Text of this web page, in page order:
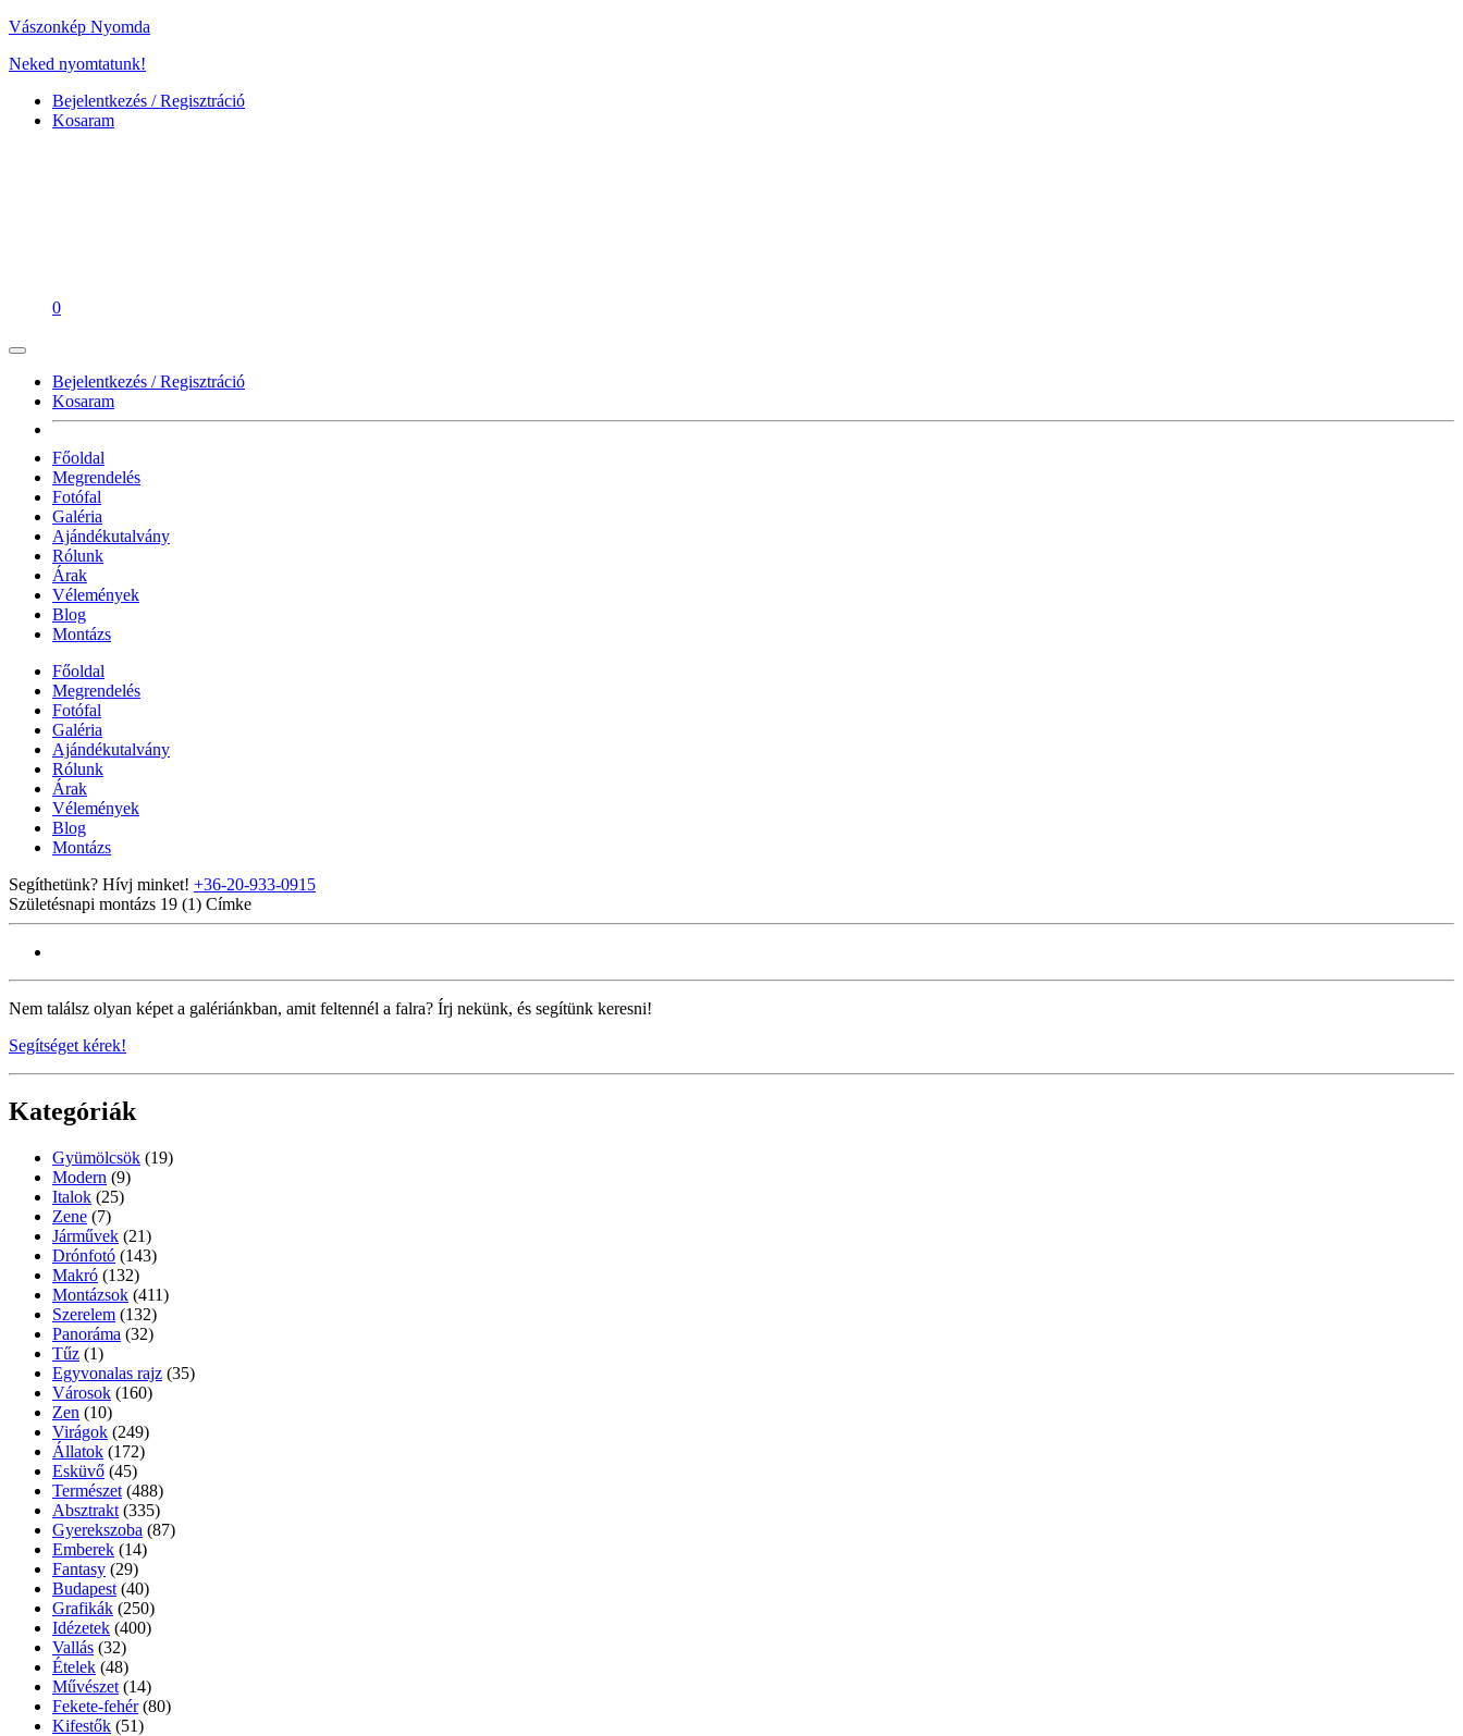
Vászonkép Nyomda
Neked nyomtatunk!
Bejelentkezés / Regisztráció
Kosaram
0
Bejelentkezés / Regisztráció
Kosaram
Főoldal
Megrendelés
Fotófal
Galéria
Ajándékutalvány
Rólunk
Árak
Vélemények
Blog
Montázs
Főoldal
Megrendelés
Fotófal
Galéria
Ajándékutalvány
Rólunk
Árak
Vélemények
Blog
Montázs
Segíthetünk? Hívj minket! +36-20-933-0915
Születésnapi montázs 19 (1) Címke
Nem találsz olyan képet a galériánkban, amit feltennél a falra? Írj nekünk, és segítünk keresni!
Segítséget kérek!
Kategóriák
Gyümölcsök (19)
Modern (9)
Italok (25)
Zene (7)
Járművek (21)
Drónfotó (143)
Makró (132)
Montázsok (411)
Szerelem (132)
Panoráma (32)
Tűz (1)
Egyvonalas rajz (35)
Városok (160)
Zen (10)
Virágok (249)
Állatok (172)
Esküvő (45)
Természet (488)
Absztrakt (335)
Gyerekszoba (87)
Emberek (14)
Fantasy (29)
Budapest (40)
Grafikák (250)
Idézetek (400)
Vallás (32)
Ételek (48)
Művészet (14)
Fekete-fehér (80)
Kifestők (51)